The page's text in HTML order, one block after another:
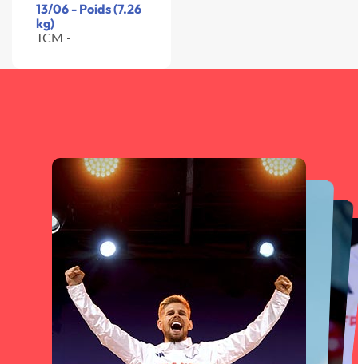
13/06 - Poids (7.26
kg)
TCM -